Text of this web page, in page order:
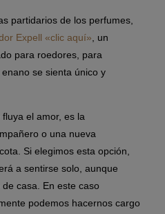
partidarios de los perfumes,
Expell «clic aquí», un
para roedores, para
se sienta único y
el amor, es la
o una nueva
Si elegimos esta opción,
a sentirse solo, aunque
casa. En este caso
podemos hacernos cargo